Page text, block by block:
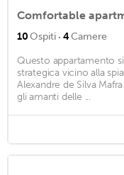
Comfortable
10Ospiti · 4Camere
Questo appartamento
strategica vicino alla
Alexandre de Silva
gli amanti delle ...